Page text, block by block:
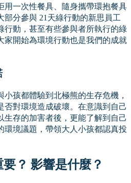
用一次性餐具、隨身攜帶環抱餐具
部分參與 21天綠行動的新思員工
行動，甚至有些參與者所執行的綠
家開始為環境行動也是我們的成就
孩都體驗到北極熊的生存危機，
否對環境造成破壞。在意識到自己
生存的加害者後，更能了解到自己
環境議題，帶領大人小孩都認真投
？ 影響是什麼？